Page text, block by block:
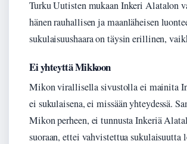
Turku Uutisten mukaan Inkeri Alatalon
hänen rauhallisen ja maanläheisen
sukulaisuushaara on täysin erillinen,
Ei yhteyttä Mikkoon
Mikon virallisella sivustolla ei mainita
ei sukulaisena, ei missään yhteydessä.
Mikon perheen, ei tunnusta Inkeriä
suoraan, ettei vahvistettua sukulaisuutta